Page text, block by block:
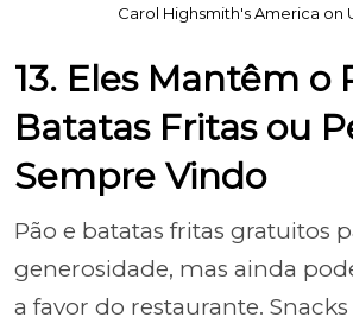
Carol Highsmith's America on
13. Eles Mantêm o
Batatas Fritas ou
Sempre Vindo
Pão e batatas fritas gratuitos
generosidade, mas ainda
a favor do restaurante.